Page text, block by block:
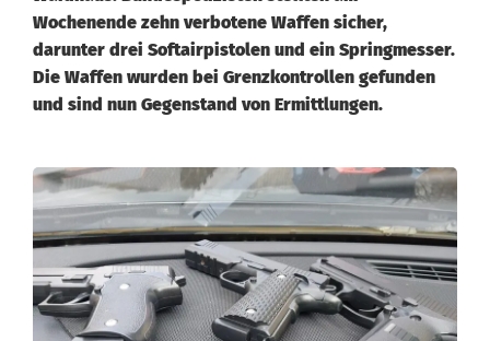
Wochenende zehn verbotene Waffen sicher,
darunter drei Softairpistolen und ein Springmesser.
Die Waffen wurden bei Grenzkontrollen gefunden
und sind nun Gegenstand von Ermittlungen.